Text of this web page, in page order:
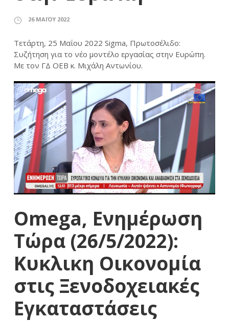
26 ΜΑΪ́ΟΥ 2022
Τετάρτη, 25 Μαΐου 2022 Sigma, Πρωτοσέλιδο:
Συζήτηση για το νέο μοντέλο εργασίας στην Ευρώπη.
Με τον ΓΔ ΟΕΒ κ. Μιχάλη Αντωνίου.
Omega, Ενημέρωση
Τώρα (26/5/2022):
Κυκλικη Οικονομία
στις Ξενοδοχειακές
Εγκαταστάσεις